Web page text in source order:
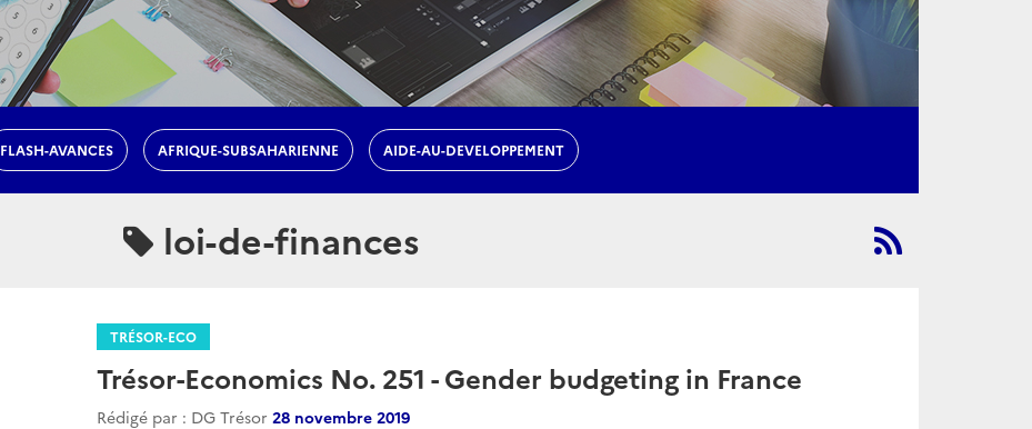
FLASH-AVANCES AFRIQUE-SUBSAHARIENNE AIDE-AU-DEVELOPPEMENT
loi-de-finances
TRÉSOR-ECO
Trésor-Economics No. 251 - Gender budgeting in France
Rédigé par : DG Trésor 28 novembre 2019